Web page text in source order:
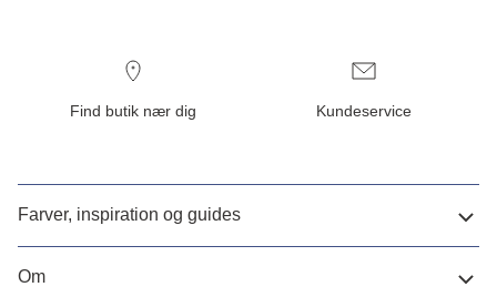
Find butik nær dig Kundeservice
Farver, inspiration og guides
Om